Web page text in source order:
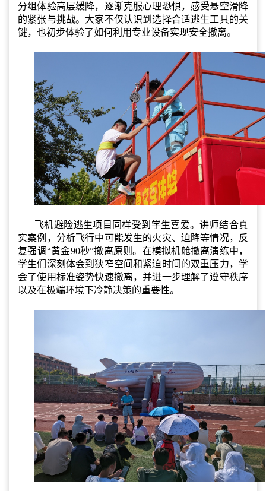
分组体验高层缓降，逐渐克服心理恐惧，感受悬空滑降
的紧张与挑战。大家不仅认识到选择合适逃生工具的关
键，也初步体验了如何利用专业设备实现安全撤离。
飞机避险逃生项目同样受到学生喜爱。讲师结合真
实案例，分析飞行中可能发生的火灾、迫降等情况，反
复强调“黄金90秒”撤离原则。在模拟机舱撤离演练中，
学生们深刻体会到狭窄空间和紧迫时间的双重压力，学
会了使用标准姿势快速撤离，并进一步理解了遵守秩序
以及在极端环境下冷静决策的重要性。